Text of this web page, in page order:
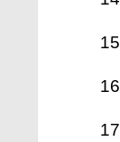
15
16
17